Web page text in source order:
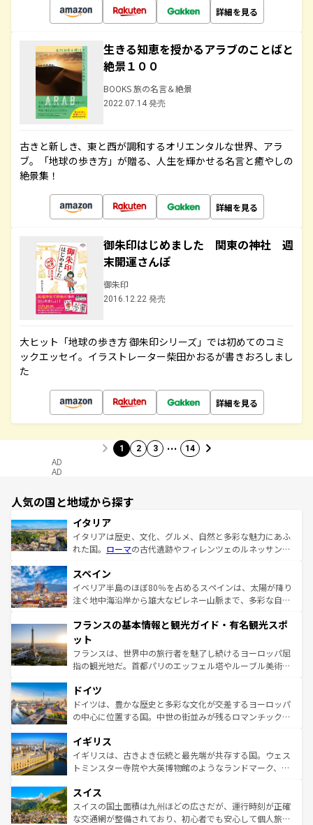
詳細を見る
生きる知恵を授かるアラブのことばと
絶景１００
BOOKS 旅の名言＆絶景
2022.07.14 発売
古きと新しき、東と西が調和するオリエンタルな世界、アラ
ブ。「地球の歩き方」が贈る、人生を輝かせる名言と癒やしの
絶景集！
詳細を見る
御朱印はじめました 関東の神社 週
末開運さんぽ
御朱印
2016.12.22 発売
大ヒット「地球の歩き方 御朱印シリーズ」では初めてのコミ
ックエッセイ。イラストレーター柴田かおるが書きおろしまし
た
詳細を見る
1 2 3 … 14
AD
AD
人気の国と地域から探す
イタリア
イタリアは歴史、文化、グルメ、自然と多彩な魅力にあふ
れた国。 ローマの古代遺跡やフィレンツェのルネッサンス
ろん、トスカーナの美しい田園風景やアマルフィ海岸の絶
景など、自然景観も見逃せない。観光の合間には、本場の
ピザやパスタなど、絶品のイタリア料理を堪能することも
ませてくれるイタリアで、忘れられない旅をしてみよう！
なお、新着のイタリア情報は
しい。
スペイン
イベリア半島のほぼ80％を占めるスペインは、太陽が降り
注ぐ地中海沿岸から雄大なピレネー山脈まで、多彩な自然
文化が根付くこの国では、情熱的なフラメンコ、熱気あふ
れる闘牛、そして美味しいタパスが生活の一部となってい
る。首都マドリードの洗練された雰囲気や、バルセロナの
アートに溢れた街角から、地方では古代ローマ遺跡や中世
せる。地方によって風土や気候が異なるスペインはその個
性で訪れる人を魅了する。 なお、新着のスペイン情報は コ
ンテンツ一覧を参照してほしい。
フランスの基本情報と観光ガイド・有名観光スポ
ット
フランスは、世界中の旅行者を魅了し続けるヨーロッパ屈
指の観光地だ。首都パリのエッフェル塔やルーブル美術館
で、幅広い魅力が詰まっている。華麗な宮殿、歴史的な大
聖堂、美しいビーチ、そして豊かな自然が、訪れる者を心
から魅了する。また、フランスは美食の国としても知ら
いる。シャンパンの発祥地であるランス、プロヴァンスの
香り高いラベンダー畑など、多彩な楽しみ方が可能だ。さ
らに、パリ以外の地域にも魅力が溢れており、どの街角に
れる地方に足を運ぶとそれぞれで全く異なる文化を体験で
きるだろう。 なお、新着のフランス情報はコンテンツ一覧
を参照してほしい。
ドイツ
ドイツは、豊かな歴史と多彩な文化が交差するヨーロッパ
の中心に位置する国。中世の街並みが残るロマンチック街
顔を持つこの国は、どこを歩いても飽きることがない。ベ
ルリンの文化的活気、バイエルン州のアルプスの絶景、そ
してライン川沿いのワイン畑といった風景は必見。ビール
は、お酒好きな人にはぜひ体験してほしい。 なお、新着の
ドイツ情報はコンテンツ一覧を参照してほしい。
イギリス
イギリスは、古きよき伝統と最先端が共存する国。ウェス
トミンスター寺院や大英博物館のようなランドマーク、歴
リアごとに異なる魅力がある。また、優雅なアフタヌーン
ティー、ビール好きにはたまらない英国パブ、サッカー観
戦など、本場だからこそできる体験も豊富。イギリスを旅
スイス
スイスの国土面積は九州ほどの広さだが、運行時刻が正確
な交通網が整備されており、初心者でも安心して個人旅行